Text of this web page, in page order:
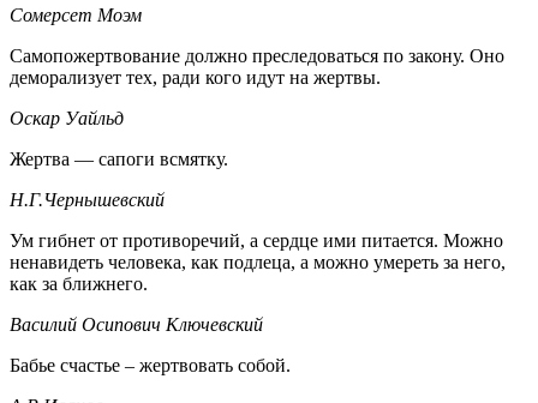
Сомерсет Моэм
Самопожертвование должно преследоваться по закону. Оно
деморализует тех, ради кого идут на жертвы.
Оскар Уайльд
Жертва — сапоги всмятку.
Н.Г.Чернышевский
Ум гибнет от противоречий, а сердце ими питается. Можно
ненавидеть человека, как подлеца, а можно умереть за него,
как за ближнего.
Василий Осипович Ключевский
Бабье счастье – жертвовать собой.